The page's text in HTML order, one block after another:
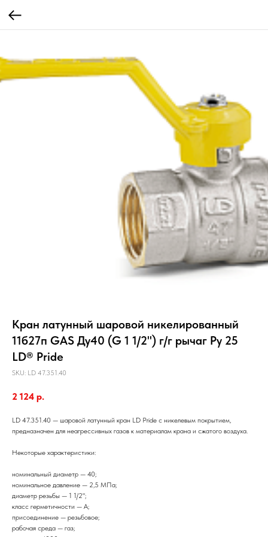
Кран латунный шаровой никелированный
11б27п GAS Ду40 (G 1 1/2") г/г рычаг Ру 25
LD® Pride
SKU: LD 47.351.40
2 124 р.
LD 47.351.40 — шаровой латунный кран LD Pride с никелевым покрытием,
предназначен для неагрессивных газов к материалам крана и сжатого воздуха.
Некоторые характеристики:
номинальный диаметр — 40;
номинальное давление — 2,5 МПа;
диаметр резьбы — 1 1/2";
класс герметичности — А;
присоединение — резьбовое;
рабочая среда — газ;